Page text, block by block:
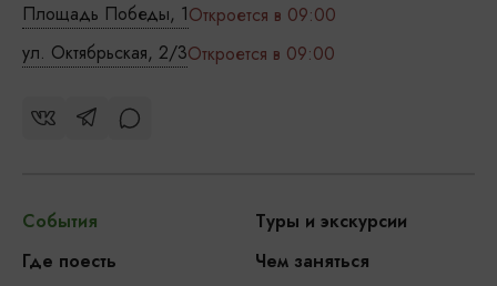
Площадь Победы, 1Откроется в 09:00
ул. Октябрьская, 2/3Откроется в 09:00
События
Туры и экскурсии
Где поесть
Чем заняться